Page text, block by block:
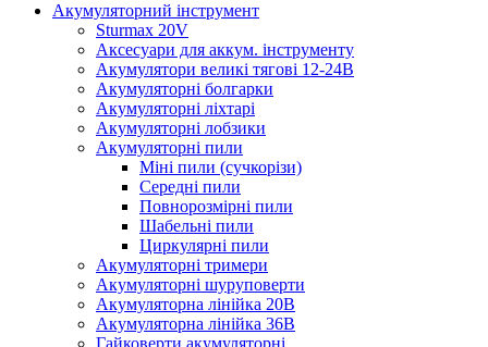
Акумуляторний інструмент
Sturmax 20V
Аксесуари для аккум. інструменту
Акумулятори великі тягові 12-24В
Акумуляторні болгарки
Акумуляторні ліхтарі
Акумуляторні лобзики
Акумуляторні пили
Міні пили (сучкорізи)
Середні пили
Повнорозмірні пили
Шабельні пили
Циркулярні пили
Акумуляторні тримери
Акумуляторні шуруповерти
Акумуляторна лінійка 20В
Акумуляторна лінійка 36В
Гайковерти акумуляторні